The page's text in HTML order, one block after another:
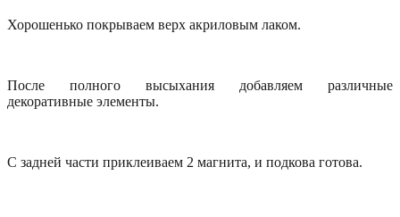
Хорошенько покрываем верх акриловым лаком.
После полного высыхания добавляем различные
декоративные элементы.
С задней части приклеиваем 2 магнита, и подкова готова.